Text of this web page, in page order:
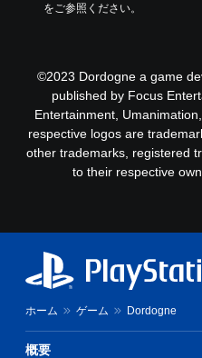
をご参照ください。
©2023 Dordogne a game
published by Focus
Entertainment,
respective logos are
other trademarks, registered
to their respective
ホーム ゲーム Dordogne
概要